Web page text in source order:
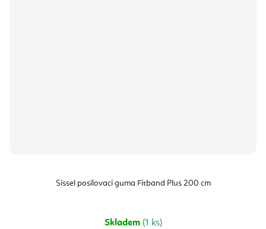
Sissel posilovací guma Fitband Plus 200 cm
Skladem (1 ks)